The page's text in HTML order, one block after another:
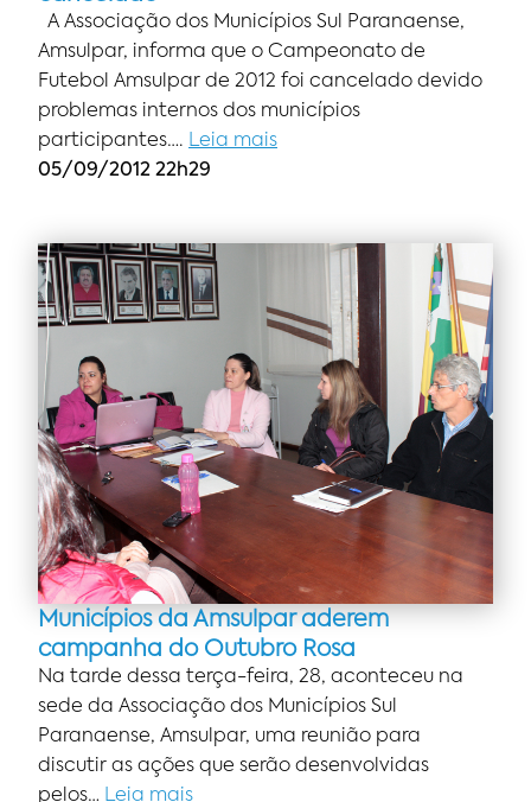
A Associação dos Municípios Sul Paranaense,
Amsulpar, informa que o Campeonato de
Futebol Amsulpar de 2012 foi cancelado devido
problemas internos dos municípios
participantes…. Leia mais
05/09/2012 22h29
Municípios da Amsulpar aderem
campanha do Outubro Rosa
Na tarde dessa terça-feira, 28, aconteceu na
sede da Associação dos Municípios Sul
Paranaense, Amsulpar, uma reunião para
discutir as ações que serão desenvolvidas
pelos… Leia mais